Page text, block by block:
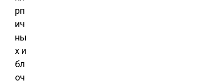
рп
ич
ны
х и
бл
оч